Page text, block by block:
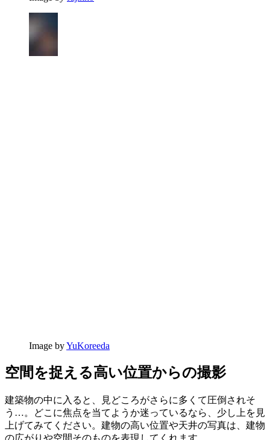
Image byYuKoreeda
空間を捉える高い位置からの撮影
建築物の中に入ると、見どころがさらに多くて圧倒されそ
う…。どこに焦点を当てようか迷っているなら、少し上を見
上げてみてください。建物の高い位置や天井の写真は、建物